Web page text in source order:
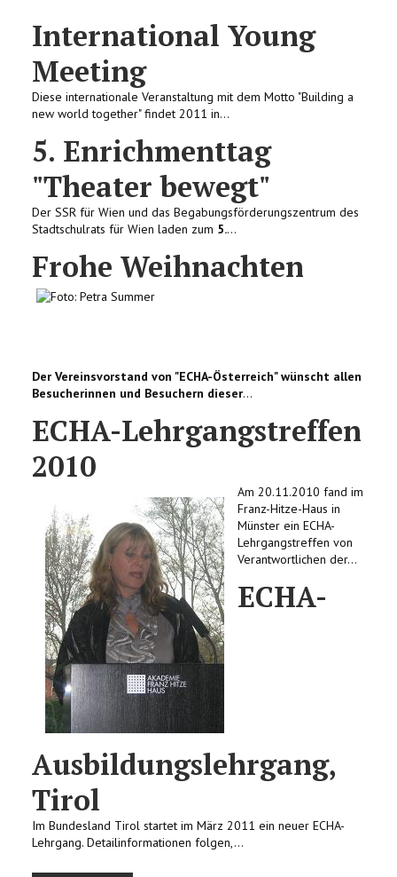
IMPRESSUM
KONTAKT
International Young
Meeting
Diese internationale Veranstaltung mit dem Motto "Building a
new world together" findet 2011 in...
5. Enrichmenttag
"Theater bewegt"
Der SSR für Wien und das Begabungsförderungszentrum des
Stadtschulrats für Wien laden zum 5....
Frohe Weihnachten
Der Vereinsvorstand von "ECHA-Österreich" wünscht allen
Besucherinnen und Besuchern dieser...
ECHA-Lehrgangstreffen
2010
Am 20.11.2010 fand im
Franz-Hitze-Haus in
Münster ein ECHA-
Lehrgangstreffen von
Verantwortlichen der...
ECHA-
Ausbildungslehrgang,
Tirol
Im Bundesland Tirol startet im März 2011 ein neuer ECHA-
Lehrgang. Detailinformationen folgen,...